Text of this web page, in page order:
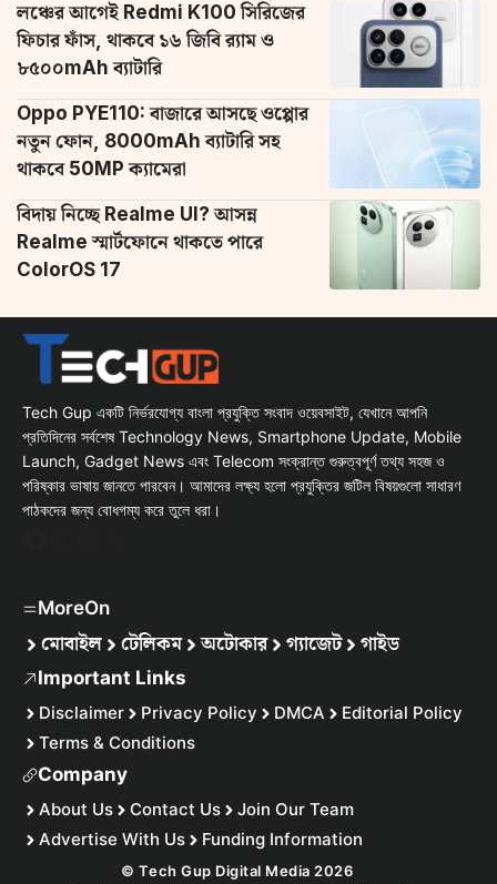
লঞ্চের আগেই Redmi K100 সিরিজের
ফিচার ফাঁস, থাকবে ১৬ জিবি র‌্যাম ও
৮৫০০mAh ব্যাটারি
Oppo PYE110: বাজারে আসছে ওপ্পোর
নতুন ফোন, 8000mAh ব্যাটারি সহ
থাকবে 50MP ক্যামেরা
বিদায় নিচ্ছে Realme UI? আসন্ন
Realme স্মার্টফোনে থাকতে পারে
ColorOS 17
Tech Gup একটি নির্ভরযোগ্য বাংলা প্রযুক্তি সংবাদ ওয়েবসাইট, যেখানে আপনি
প্রতিদিনের সর্বশেষ Technology News, Smartphone Update, Mobile
Launch, Gadget News এবং Telecom সংক্রান্ত গুরুত্বপূর্ণ তথ্য সহজ ও
পরিষ্কার ভাষায় জানতে পারবেন। আমাদের লক্ষ্য হলো প্রযুক্তির জটিল বিষয়গুলো সাধারণ
পাঠকদের জন্য বোধগম্য করে তুলে ধরা।
MoreOn
মোবাইল টেলিকম অটোকার গ্যাজেট গাইড
Important Links
Disclaimer Privacy Policy DMCA
Editorial Policy
Terms & Conditions
Company
About Us Contact Us
Join Our Team
Advertise With Us
Funding Information
© Tech Gup Digital Media 2026